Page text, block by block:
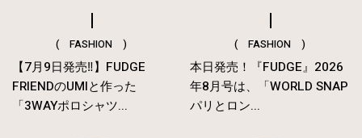
( FASHION )
【7月9日発売‼︎】FUDGE
FRIENDのUMIと作った
「3WAYポロシャツ...
( FASHION )
本日発売！『FUDGE』2026
年8月号は、「WORLD SNAP
パリとロン...